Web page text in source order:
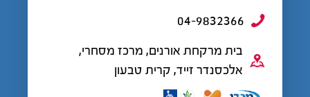
04-9832366
בית מרקחת אורנים, מרכז מסחרי,
אלכסנדר זייד, קרית טבעון